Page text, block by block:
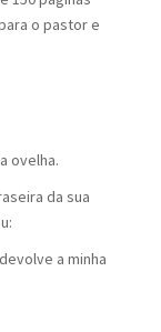
o pastor e
ovelha.
da sua
a minha